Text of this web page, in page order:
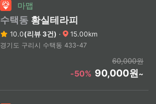
마맵
수택동 황실테라피
10.0(리뷰 3건) · 15.00km
경기도 구리시 수택동 433-47
60,000원
-50% 90,000원~